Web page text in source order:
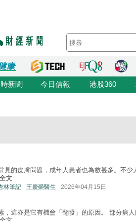
新聞 今日信報 港股360
見的皮膚問題，成年人患者也為數甚多。不少
全文
林筆記 王慶榮醫生 2026年04月15日
，這亦是它有機會「翻發」的原因。 部分病